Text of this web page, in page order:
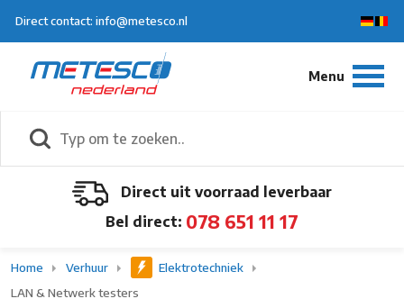
Direct contact: info@metesco.nl
Direct uit voorraad leverbaar
Bel direct: 078 651 11 17
Home Verhuur
Elektrotechniek
LAN & Netwerk testers